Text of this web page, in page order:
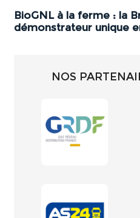
BioGNL à la ferme : la
démonstrateur unique
NOS